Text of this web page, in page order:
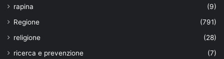
rapina
(9)
Regione
(791)
religione
(28)
ricerca e prevenzione
(7)